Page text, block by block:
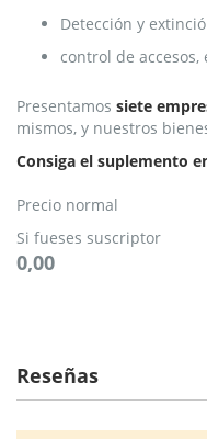
Detección y
control de accesos,
Presentamos siete
mismos, y nuestros
Consiga el suplemento
Precio normal
Si fueses suscriptor
0,00
Reseñas